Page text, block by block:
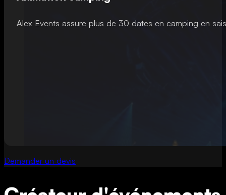
Alex Events assure plus de 30 dates en camping en
Demander un devis